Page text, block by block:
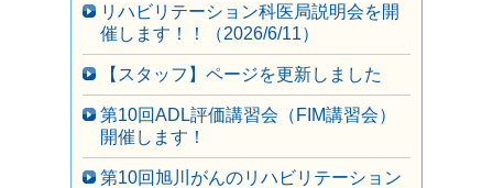
リハビリテーション科医局説明会を開
催します！！（2026/6/11）
【スタッフ】ページを更新しました
第10回ADL評価講習会（FIM講習会）
開催します！
第10回旭川がんのリハビリテーション